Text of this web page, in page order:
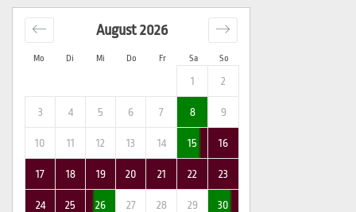
Mo Di Mi Do Fr Sa So
August2026
1 2
3 4 5 6 7 8 9
10 11 12 13 14 15 16
17 18 19 20 21 22 23
24 25 26 27 28 29 30